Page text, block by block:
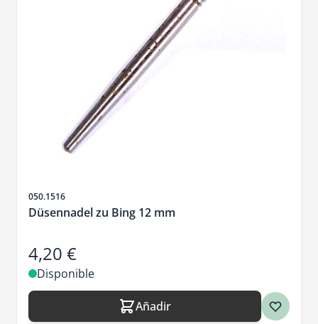
SKU
050.1516
Düsennadel zu Bing 12 mm
4,20 €
Disponible
Añadir